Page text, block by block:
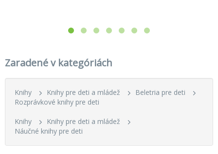
Zaradené v kategóriách
Knihy Knihy pre deti a mládež
Beletria pre deti
Rozprávkové knihy pre deti
Knihy
Knihy pre deti a mládež
Náučné knihy pre deti